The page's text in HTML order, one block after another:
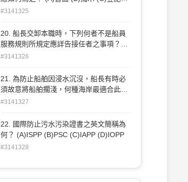
(D)明示
#3141325
20. 船長交卸本職時，下列何者不是船員
服務規則所規定應詳告接任者之事項？
(A)船舶操 縱之特殊性能 (B)船舶之管理
#3141326
21. 為防止船舶因浸水沉沒，船長有時必
須故意將船舶擱淺，何種海岸最適合此項
緊急措施？ (A)平坦沙灘 (B)突出礁石 (C)
#3141327
22. 國際防止污水污染證書之英文簡稱為
何？ (A)ISPP (B)PSC (C)IAPP (D)IOPP
#3141328